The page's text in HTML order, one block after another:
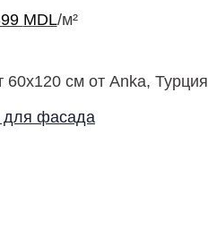
MDL/м²
см от Anka, Турция
для фасада